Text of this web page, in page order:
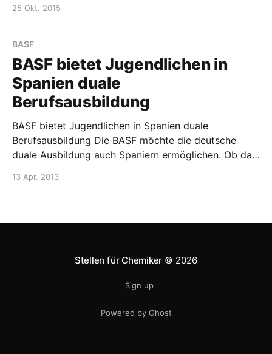
gegenüber gewalttätig, wenn bevorstehende
sich, warum das nicht in den USA passiert. Soweit ich
25 Okt. 2015
BASF
BASF bietet Jugendlichen in
Spanien duale
Berufsausbildung
BASF bietet Jugendlichen in Spanien duale
Berufsausbildung Die BASF möchte die deutsche
duale Ausbildung auch Spaniern ermöglichen. Ob da
13 Apr. 2013
Stellen für Chemiker © 2026
Sign up
Powered by Ghost